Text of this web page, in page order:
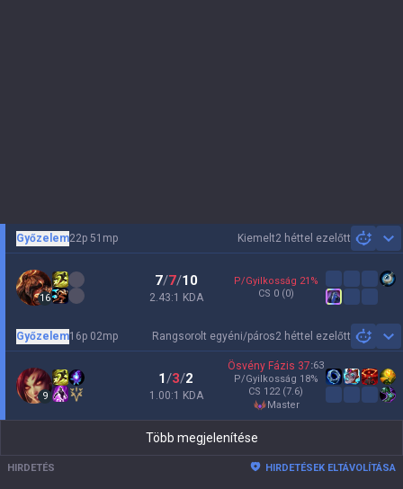
Kiemelt2 héttel ezelőtt
Győzelem22p 51mp
16
7/7/10
2.43:1 KDA
P/Gyilkosság 21 %
CS 0 (0)
Rangsorolt egyéni/páros2 héttel ezelőtt
Győzelem16p 02mp
9
1/3/2
1.00:1 KDA
Ösvény Fázis 37:63
P/Gyilkosság 18%
CS 122 (7.6)
master
Több megjelenítése
HIRDETÉS HIRDETÉSEK ELTÁVOLÍTÁSA